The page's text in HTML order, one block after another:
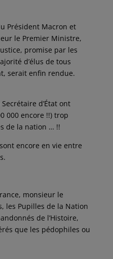
Président Macron et
le Premier Ministre,
promise par les
d’élus de tous
serait enfin rendue.
d’État ont
000 encore !!) trop
de la nation … !!
encore en vie entre
monsieur le
les Pupilles de la Nation
de l’Histoire,
que les pédophiles ou